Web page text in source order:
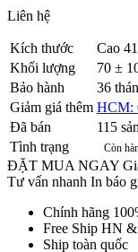
Liên hệ
Kích thước
Cao
Khối lượng
70 ±
Bảo hành
36
Giảm giá thêm HCM:
Đã bán
115
Tình trạng
Còn
ĐẶT MUA NGAY
Tư vấn nhanh In báo
Chính hãng
Free Ship HN
Ship toàn quốc